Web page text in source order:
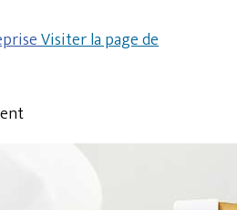
Visiter la page de